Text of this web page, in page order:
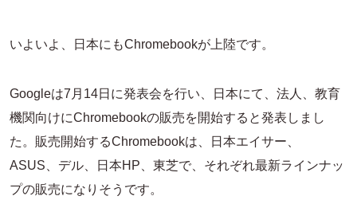
いよいよ、日本にもChromebookが上陸です。
Googleは7月14日に発表会を行い、日本にて、法人、教育
機関向けにChromebookの販売を開始すると発表しまし
た。販売開始するChromebookは、日本エイサー、
ASUS、デル、日本HP、東芝で、それぞれ最新ラインナッ
プの販売になりそうです。